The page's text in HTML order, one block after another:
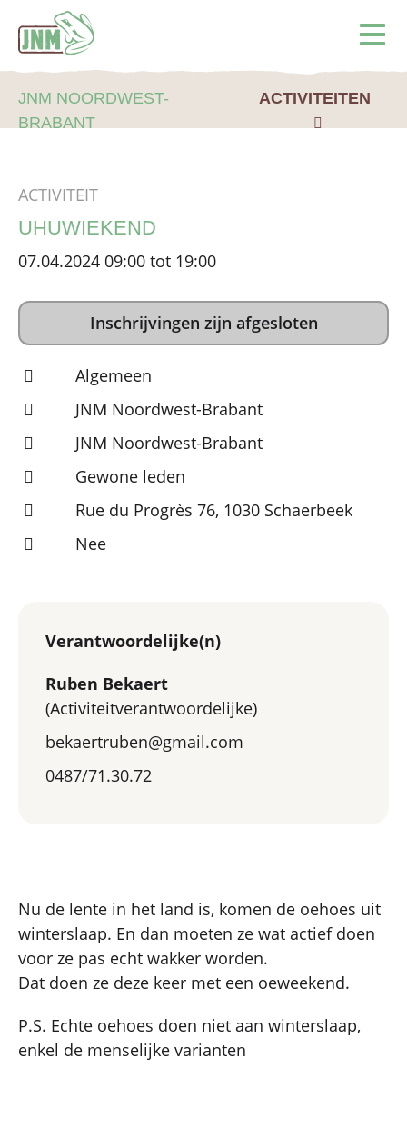
JNM NOORDWEST-
BRABANT
ACTIVITEITEN
ACTIVITEIT
UHUWIEKEND
07.04.2024 09:00 tot 19:00
Inschrijvingen zijn afgesloten
Algemeen
JNM Noordwest-Brabant
JNM Noordwest-Brabant
Gewone leden
Rue du Progrès 76, 1030 Schaerbeek
Nee
Verantwoordelijke(n)
Ruben Bekaert
(Activiteitverantwoordelijke)
bekaertruben@gmail.com
0487/71.30.72
Nu de lente in het land is, komen de oehoes uit
winterslaap. En dan moeten ze wat actief doen
voor ze pas echt wakker worden.
Dat doen ze deze keer met een oeweekend.
P.S. Echte oehoes doen niet aan winterslaap,
enkel de menselijke varianten